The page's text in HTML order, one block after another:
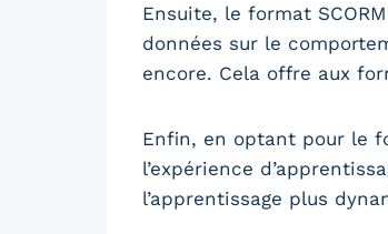
Ensuite, le format
données sur le
encore. Cela offre aux
Enfin, en optant pour le
l’expérience
l’apprentissage plus